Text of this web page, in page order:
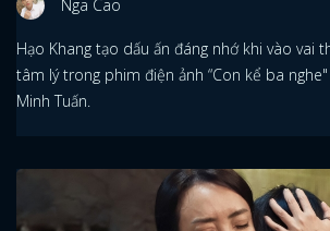
Nga Cao
Hạo Khang tạo dấu ấn đáng nhớ khi vào vai
tâm lý trong phim điện ảnh “Con kể ba
Minh Tuấn.